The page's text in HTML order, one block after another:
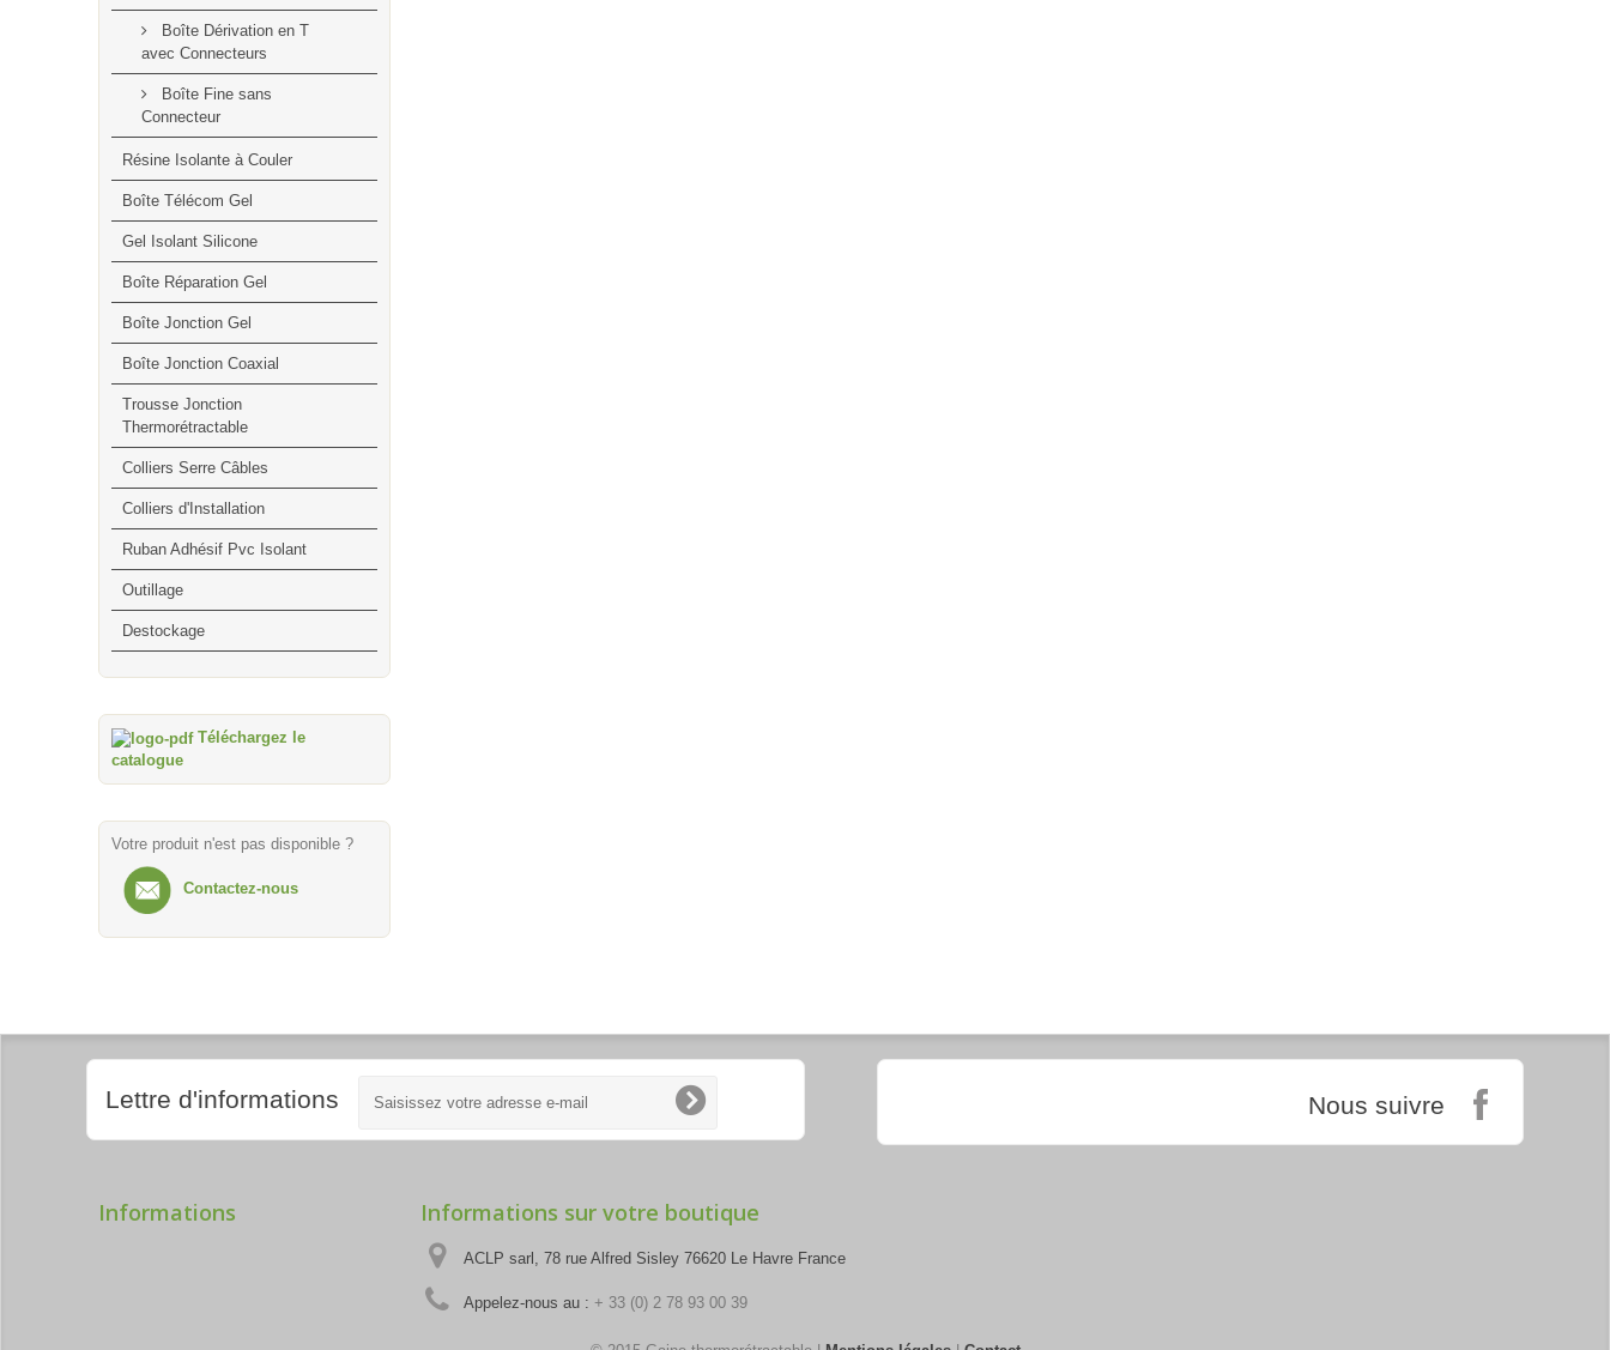
Boîte Dérivation en T
avec Connecteurs
Boîte Fine sans
Connecteur
Résine Isolante à Couler
Boîte Télécom Gel
Gel Isolant Silicone
Boîte Réparation Gel
Boîte Jonction Gel
Boîte Jonction Coaxial
Trousse Jonction
Thermorétractable
Colliers Serre Câbles
Colliers d'Installation
Ruban Adhésif Pvc Isolant
Outillage
Destockage
Téléchargez le
catalogue
Votre produit n'est pas disponible ?
Contactez-nous
Lettre d'informations Nous suivre
Informations Informations sur votre boutique
ACLP sarl, 78 rue Alfred Sisley 76620 Le Havre France
Appelez-nous au : + 33 (0) 2 78 93 00 39